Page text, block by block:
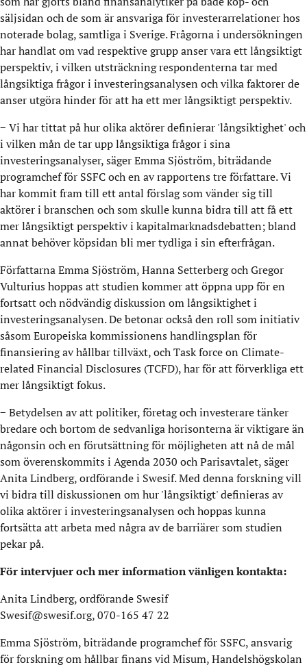
säljsidan och de som är ansvariga för investerarrelationer hos
noterade bolag, samtliga i Sverige. Frågorna i undersökningen
har handlat om vad respektive grupp anser vara ett långsiktigt
perspektiv, i vilken utsträckning respondenterna tar med
långsiktiga frågor i investeringsanalysen och vilka faktorer de
anser utgöra hinder för att ha ett mer långsiktigt perspektiv.
− Vi har tittat på hur olika aktörer definierar 'långsiktighet' och
i vilken mån de tar upp långsiktiga frågor i sina
investeringsanalyser, säger Emma Sjöström, biträdande
programchef för SSFC och en av rapportens tre författare. Vi
har kommit fram till ett antal förslag som vänder sig till
aktörer i branschen och som skulle kunna bidra till att få ett
mer långsiktigt perspektiv i kapitalmarknadsdebatten; bland
annat behöver köpsidan bli mer tydliga i sin efterfrågan.
Författarna Emma Sjöström, Hanna Setterberg och Gregor
Vulturius hoppas att studien kommer att öppna upp för en
fortsatt och nödvändig diskussion om långsiktighet i
investeringsanalysen. De betonar också den roll som initiativ
såsom Europeiska kommissionens handlingsplan för
finansiering av hållbar tillväxt, och Task force on Climate-
related Financial Disclosures (TCFD), har för att förverkliga ett
mer långsiktigt fokus.
− Betydelsen av att politiker, företag och investerare tänker
bredare och bortom de sedvanliga horisonterna är viktigare än
någonsin och en förutsättning för möjligheten att nå de mål
som överenskommits i Agenda 2030 och Parisavtalet, säger
Anita Lindberg, ordförande i Swesif. Med denna forskning vill
vi bidra till diskussionen om hur 'långsiktigt' definieras av
olika aktörer i investeringsanalysen och hoppas kunna
fortsätta att arbeta med några av de barriärer som studien
pekar på.
För intervjuer och mer information vänligen kontakta:
Anita Lindberg, ordförande Swesif
Swesif@swesif.org, 070-165 47 22
Emma Sjöström, biträdande programchef för SSFC, ansvarig
för forskning om hållbar finans vid Misum, Handelshögskolan